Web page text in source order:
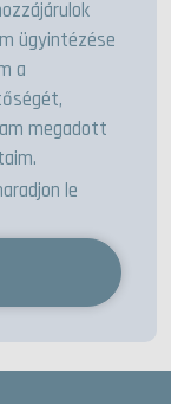
ügyintézése
a
megadott
le